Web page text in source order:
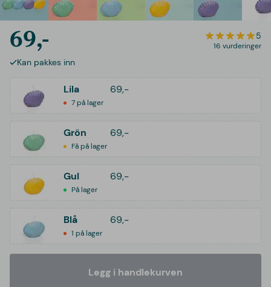
69,- 5
16 vurderinger
Kan pakkes inn
Lila 69,-
7 på lager
Grön 69,-
Få på lager
Gul 69,-
På lager
Blå 69,-
1 på lager
Legg i handlekurven